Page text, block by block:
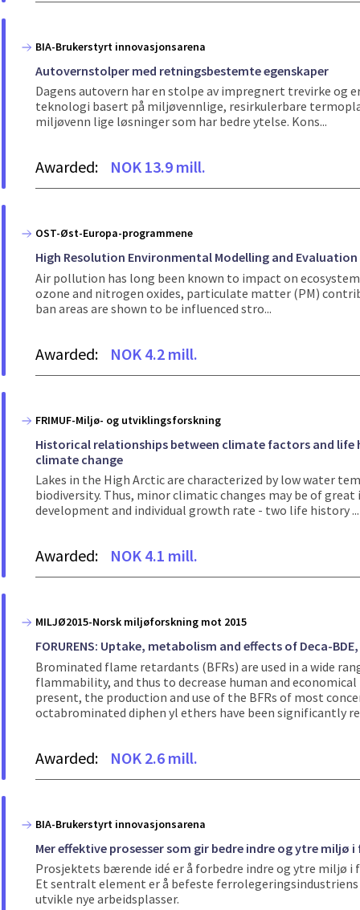
BIA-Brukerstyrt innovasjonsarena
Autovernstolper med retningsbestemte egenskaper
Dagens autovern har en stolpe av impregnert trevirke og
teknologi basert på miljøvennlige, resirkulerbare
miljøvenn lige løsninger som har bedre ytelse. Kons...
Awarded: NOK 13.9 mill.
OST-Øst-Europa-programmene
High Resolution Environmental Modelling and
Air pollution has long been known to impact on
ozone and nitrogen oxides, particulate matter (PM)
ban areas are shown to be influenced stro...
Awarded: NOK 4.2 mill.
FRIMUF-Miljø- og utviklingsforskning
Historical relationships between climate factors and
climate change
Lakes in the High Arctic are characterized by low water
biodiversity. Thus, minor climatic changes may be of
development and individual growth rate - two life history ...
Awarded: NOK 4.1 mill.
MILJØ2015-Norsk miljøforskning mot 2015
FORURENS: Uptake, metabolism and effects of Deca-
Brominated flame retardants (BFRs) are used in a wide
flammability, and thus to decrease human and
present, the production and use of the BFRs of most
octabrominated diphen yl ethers have been significantly
Awarded: NOK 2.6 mill.
BIA-Brukerstyrt innovasjonsarena
Mer effektive prosesser som gir bedre indre og ytre miljø
Prosjektets bærende idé er å forbedre indre og ytre miljø
Et sentralt element er å befeste
utvikle nye arbeidsplasser.